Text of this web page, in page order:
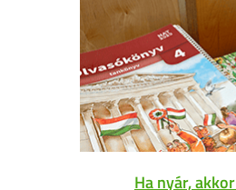
Ha nyár,